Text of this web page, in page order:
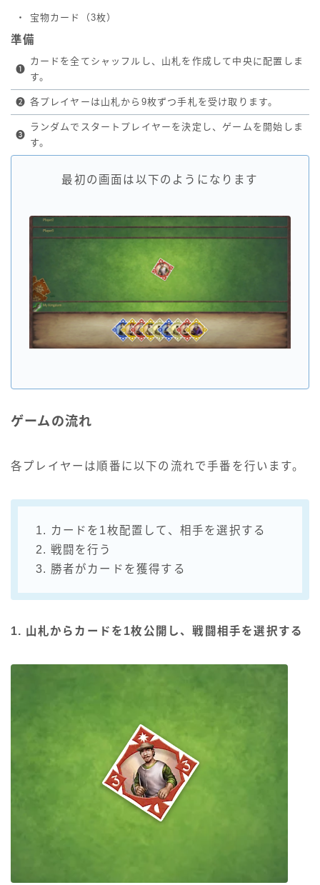
・ 宝物カード（3枚）
準備
❶
カードを全てシャッフルし、山札を作成して中央に配置しま
す。
❷ 各プレイヤーは山札から9枚ずつ手札を受け取ります。
❸
ランダムでスタートプレイヤーを決定し、ゲームを開始しま
す。
最初の画面は以下のようになります
ゲームの流れ
各プレイヤーは順番に以下の流れで手番を行います。
1. カードを1枚配置して、相手を選択する
2. 戦闘を行う
3. 勝者がカードを獲得する
1. 山札からカードを1枚公開し、戦闘相手を選択する